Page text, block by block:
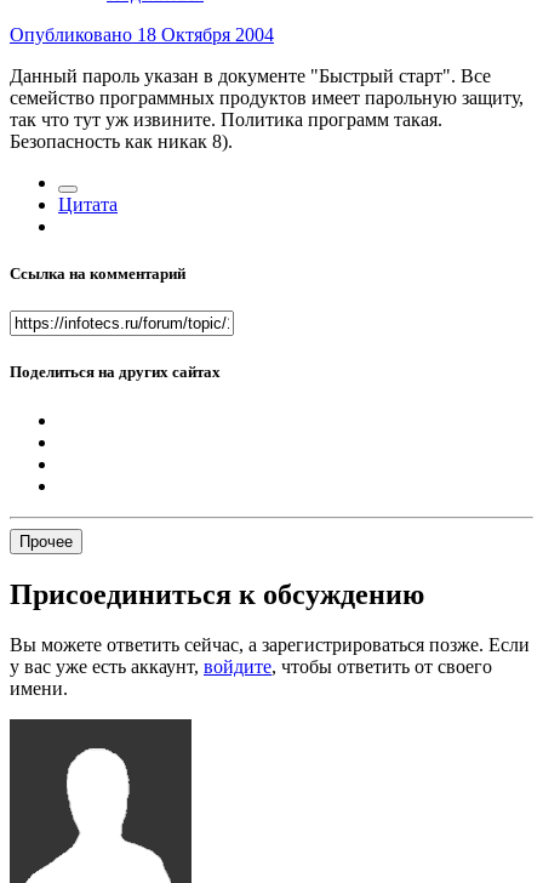
Опубликовано 18 Октября 2004
Данный пароль указан в документе "Быстрый старт". Все
семейство программных продуктов имеет парольную защиту,
так что тут уж извините. Политика программ такая.
Безопасность как никак 8).
Цитата
Ссылка на комментарий
Поделиться на других сайтах
Прочее
Присоединиться к обсуждению
Вы можете ответить сейчас, а зарегистрироваться позже. Если
у вас уже есть аккаунт, войдите, чтобы ответить от своего
имени.